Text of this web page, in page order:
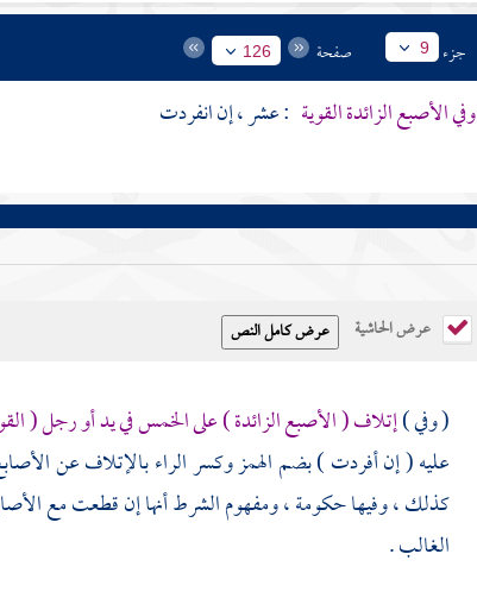
جزء 9 صفحة 126
وفي الأصبع الزائدة القوية : عشر ، إن انفردت
عرض الحاشية
( وفي )إتلاف ( الأصبع الزائدة ) على الخمس في يد أو رجل (
عليه ( إن أفردت ) بضم الهمز وكسر الراء بالإتلاف عن
كذلك ، وفيها حكومة ، ومفهوم الشرط أنها إن قطعت مع
الغالب .